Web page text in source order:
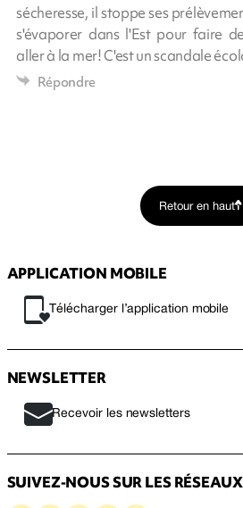
sécheresse, il stoppe ses
s'évaporer dans l'Est pour faire
aller à la mer! C'est un scandale
Répondre
Retour en haut
APPLICATION MOBILE
Télécharger l’application mobile
NEWSLETTER
Recevoir les newsletters
SUIVEZ-NOUS SUR LES RÉSEAUX